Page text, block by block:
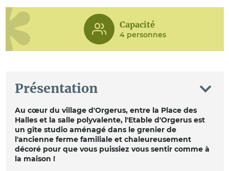
Capacité
4 personnes
Présentation
Au cœur du village d'Orgerus, entre la Place des
Halles et la salle polyvalente, l'Etable d'Orgerus est
un gîte studio aménagé dans le grenier de
l'ancienne ferme familiale et chaleureusement
décoré pour que vous puissiez vous sentir comme à
la maison !